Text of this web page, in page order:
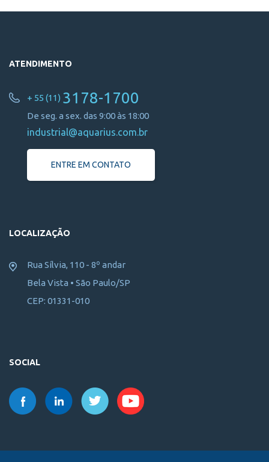
ATENDIMENTO
+ 55 (11) 3178-1700
De seg. a sex. das 9:00 às 18:00
industrial@aquarius.com.br
ENTRE EM CONTATO
LOCALIZAÇÃO
Rua Sílvia, 110 - 8º andar
Bela Vista • São Paulo/SP
CEP: 01331-010
SOCIAL